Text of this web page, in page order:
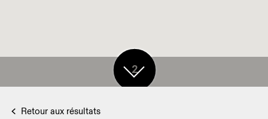
2
Retour aux résultats